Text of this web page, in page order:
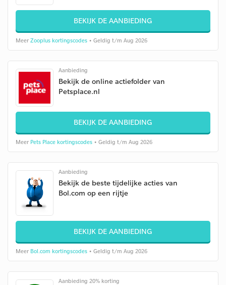
BEKIJK DE AANBIEDING
Meer Zooplus kortingscodes • Geldig t/m Aug 2026
Aanbieding
Bekijk de online actiefolder van
Petsplace.nl
BEKIJK DE AANBIEDING
Meer Pets Place kortingscodes • Geldig t/m Aug 2026
Aanbieding
Bekijk de beste tijdelijke acties van
Bol.com op een rijtje
BEKIJK DE AANBIEDING
Meer Bol.com kortingscodes • Geldig t/m Aug 2026
Aanbieding 20% korting